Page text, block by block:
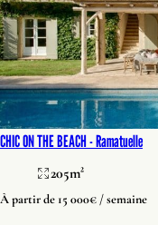
CHIC ON THE BEACH -Ramatuelle
205m²
À partir de 15 000€ / semaine